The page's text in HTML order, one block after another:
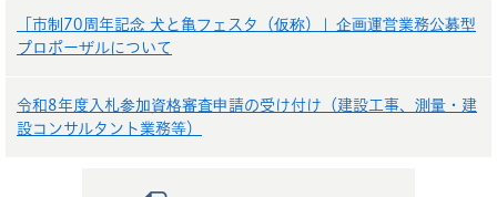
「市制70周年記念 犬と亀フェスタ（仮称）」企画運営業務公募型
プロポーザルについて
令和8年度入札参加資格審査申請の受け付け（建設工事、測量・建
設コンサルタント業務等）